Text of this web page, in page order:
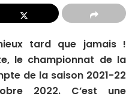
tard que jamais !
le championnat de la
de la saison 2021-22
2022. C’est une